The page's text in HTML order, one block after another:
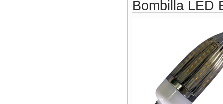
Bombilla LED